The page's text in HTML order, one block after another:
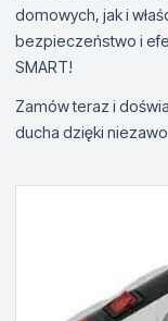
domowych, jak i
bezpieczeństwo i
SMART!
Zamów teraz i
ducha dzięki